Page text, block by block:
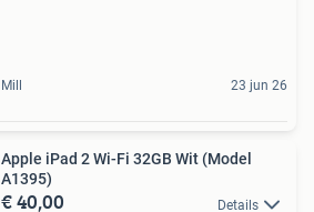
Mill 23 jun 26
Apple iPad 2 Wi-Fi 32GB Wit (Model
A1395)
€ 40,00 Details